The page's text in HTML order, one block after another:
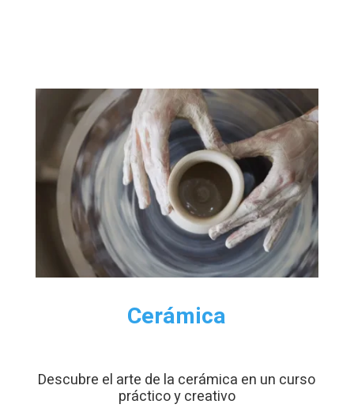
Cerámica
Descubre el arte de la cerámica en un curso
práctico y creativo